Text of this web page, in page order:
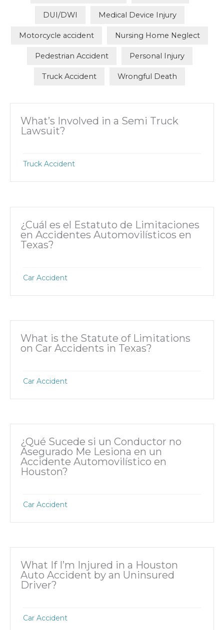
DUI/DWI Medical Device Injury
Motorcycle accident Nursing Home Neglect
Pedestrian Accident Personal Injury
Truck Accident Wrongful Death
What’s Involved in a Semi Truck
Lawsuit?
Truck Accident
¿Cuál es el Estatuto de Limitaciones
en Accidentes Automovilísticos en
Texas?
Car Accident
What is the Statute of Limitations
on Car Accidents in Texas?
Car Accident
¿Qué Sucede si un Conductor no
Asegurado Me Lesiona en un
Accidente Automovilístico en
Houston?
Car Accident
What If I’m Injured in a Houston
Auto Accident by an Uninsured
Driver?
Car Accident